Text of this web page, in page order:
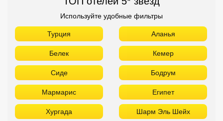
Используйте удобные фильтры
Турция Аланья
Белек Кемер
Сиде Бодрум
Мармарис Египет
Хургада Шарм Эль Шейх